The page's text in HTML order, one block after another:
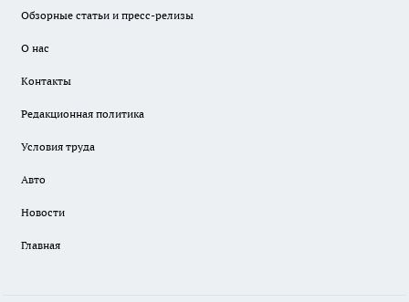
Обзорные статьи и пресс-релизы
О нас
Контакты
Редакционная политика
Условия труда
Авто
Новости
Главная